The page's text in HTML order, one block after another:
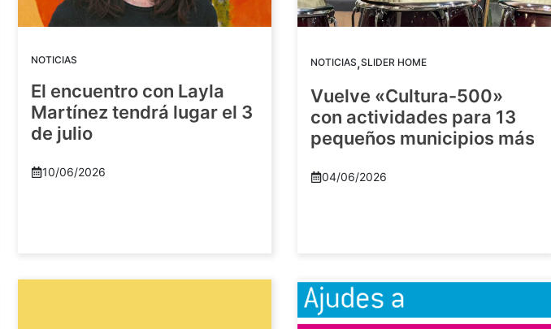
NOTICIAS
El encuentro con Layla
Martínez tendrá lugar el 3
de julio
10/06/2026
NOTICIAS,SLIDER HOME
Vuelve «Cultura-500»
con actividades para 13
pequeños municipios más
04/06/2026